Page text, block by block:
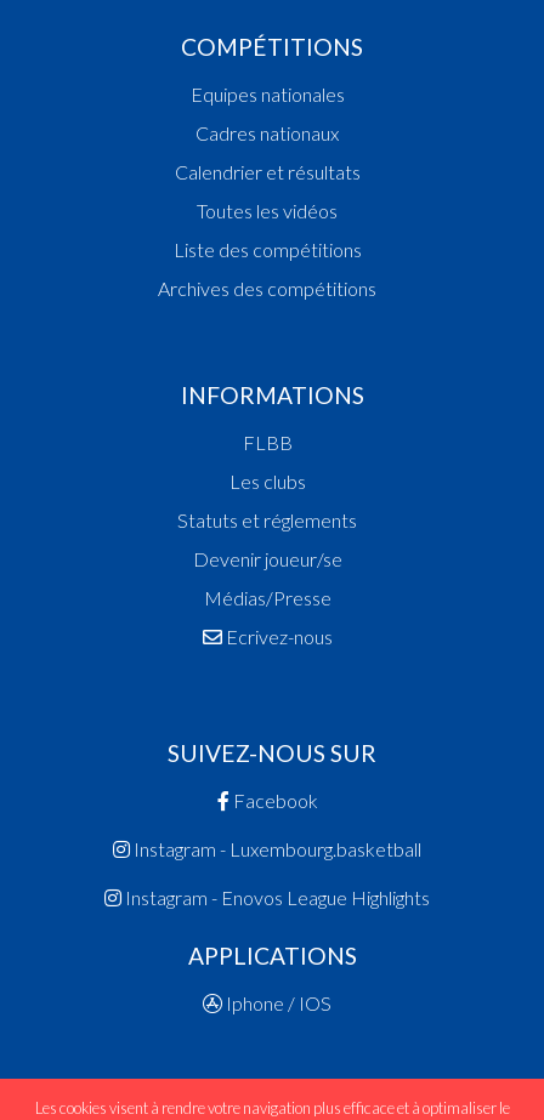
COMPÉTITIONS
Equipes nationales
Cadres nationaux
Calendrier et résultats
Toutes les vidéos
Liste des compétitions
Archives des compétitions
INFORMATIONS
FLBB
Les clubs
Statuts et réglements
Devenir joueur/se
Médias/Presse
Ecrivez-nous
SUIVEZ-NOUS SUR
Facebook
Instagram - Luxembourg.basketball
Instagram - Enovos League Highlights
APPLICATIONS
Iphone / IOS
Les cookies visent à rendre votre navigation plus efficace et à optimaliser le